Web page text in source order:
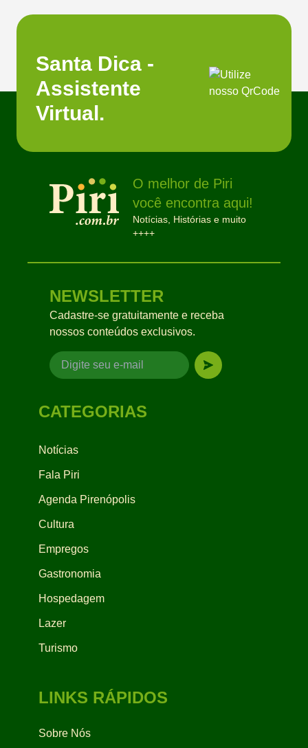
Santa Dica -
Assistente
Virtual.
O melhor de Piri
você encontra aqui!
Notícias, Histórias e muito
++++
NEWSLETTER
Cadastre-se gratuitamente e receba
nossos conteúdos exclusivos.
CATEGORIAS
Notícias
Fala Piri
Agenda Pirenópolis
Cultura
Empregos
Gastronomia
Hospedagem
Lazer
Turismo
LINKS RÁPIDOS
Sobre Nós